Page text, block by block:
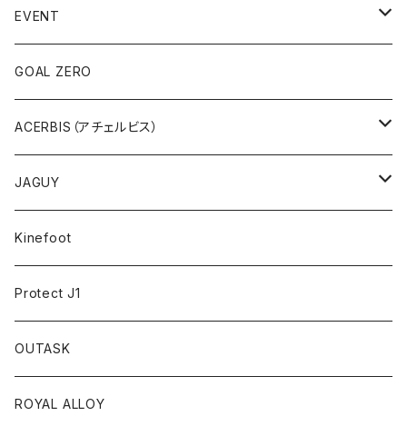
WOMEN
ブーツ
アクセサリー
アウトレット
EVENT
アサマ・スクランブラーミーティング
GOAL ZERO
ACERBIS（アチェルビス）
バッグ、アクセサリ
プラスティック
アンダーウェア
JAGUY
COOLER
テーブルウェア
アクセサリー
ギアコンテナ
Kinefoot
Protect J1
OUTASK
ROYAL ALLOY